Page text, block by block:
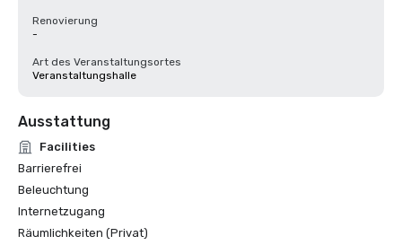
Renovierung
-
Art des Veranstaltungsortes
Veranstaltungshalle
Ausstattung
Facilities
Barrierefrei
Beleuchtung
Internetzugang
Räumlichkeiten (Privat)